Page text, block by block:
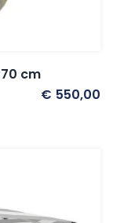
cm
€ 550,00